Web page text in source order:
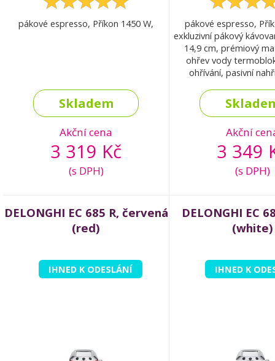
pákové espresso, Příkon 1450 W,
Skladem
Akční cena
3 319 Kč
(s DPH)
pákové espresso,
exkluzivní pákový
14,9 cm, prémiový
ohřev vody
ohřívání, pasivní
3 druhy filtrů,
kapacitou
Akční
3 349
(s DPH)
DELONGHI EC 685 R, červená
(red)
IHNED K ODESLÁNÍ
DELONGHI EC
(white)
IHNED K